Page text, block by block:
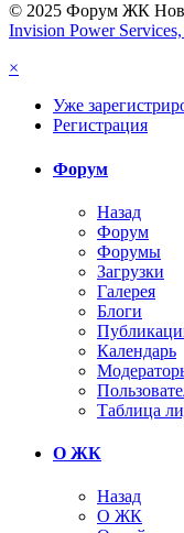
© 2025 Форум ЖК
Invision Power
×
Уже
Регистрация
Форум
Назад
Форум
Форумы
Загрузки
Галерея
Блоги
Календарь
Таблица
О ЖК
Назад
О ЖК